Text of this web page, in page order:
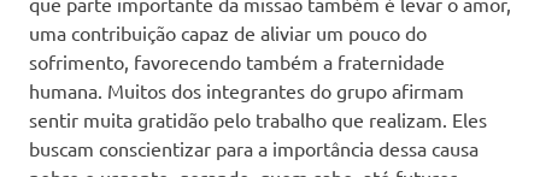
uma contribuição capaz de aliviar um pouco do
sofrimento, favorecendo também a fraternidade
humana. Muitos dos integrantes do grupo afirmam
sentir muita gratidão pelo trabalho que realizam. Eles
buscam conscientizar para a importância dessa causa